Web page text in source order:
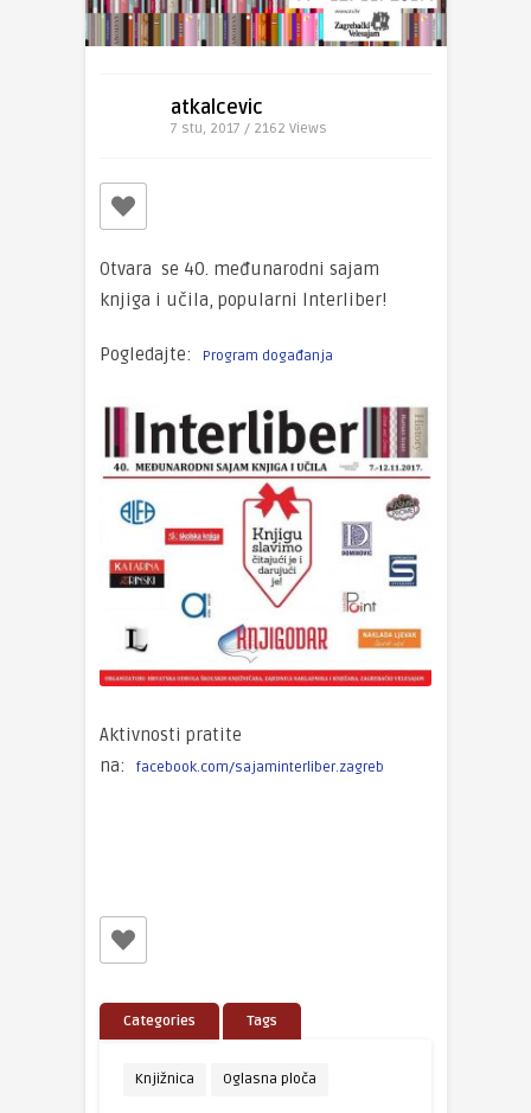
atkalcevic
7 stu, 2017 / 2162 Views
Otvara se 40. međunarodni sajam
knjiga i učila, popularni Interliber!
Pogledajte: Program događanja
Aktivnosti pratite
na:
facebook.com/sajaminterliber.zagreb
Categories Tags
Knjižnica Oglasna ploča